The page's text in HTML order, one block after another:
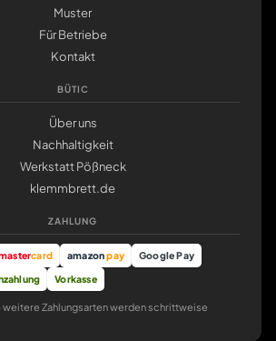
Muster
Für Betriebe
Kontakt
BÜTIC
Über uns
Nachhaltigkeit
Werkstatt Pößneck
klemmbrett.de
ZAHLUNG
card amazonpay
Google Pay
Vorkasse
weitere Zahlungsarten werden schrittweise